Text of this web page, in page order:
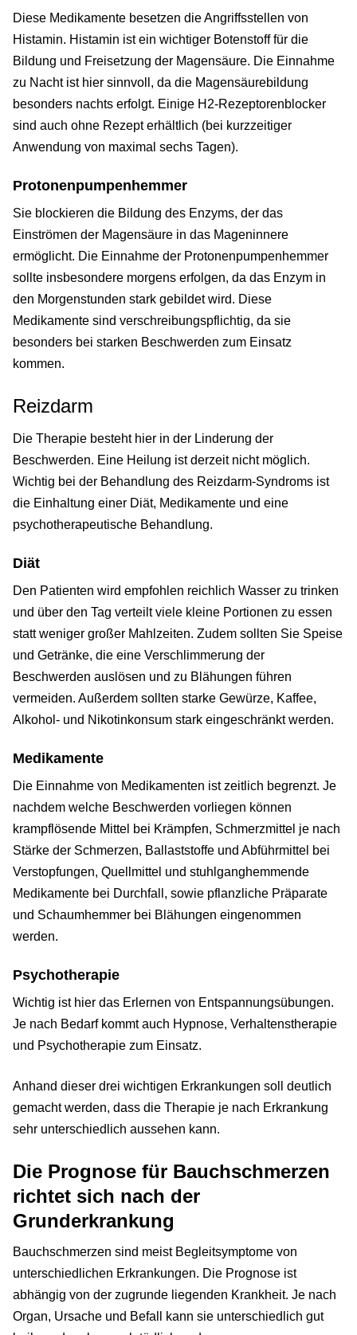
Diese Medikamente besetzen die Angriffsstellen von
Histamin. Histamin ist ein wichtiger Botenstoff für die
Bildung und Freisetzung der Magensäure. Die Einnahme
zu Nacht ist hier sinnvoll, da die Magensäurebildung
besonders nachts erfolgt. Einige H2-Rezeptorenblocker
sind auch ohne Rezept erhältlich (bei kurzzeitiger
Anwendung von maximal sechs Tagen).
Protonenpumpenhemmer
Sie blockieren die Bildung des Enzyms, der das
Einströmen der Magensäure in das Mageninnere
ermöglicht. Die Einnahme der Protonenpumpenhemmer
sollte insbesondere morgens erfolgen, da das Enzym in
den Morgenstunden stark gebildet wird. Diese
Medikamente sind verschreibungspflichtig, da sie
besonders bei starken Beschwerden zum Einsatz
kommen.
Reizdarm
Die Therapie besteht hier in der Linderung der
Beschwerden. Eine Heilung ist derzeit nicht möglich.
Wichtig bei der Behandlung des Reizdarm-Syndroms ist
die Einhaltung einer Diät, Medikamente und eine
psychotherapeutische Behandlung.
Diät
Den Patienten wird empfohlen reichlich Wasser zu trinken
und über den Tag verteilt viele kleine Portionen zu essen
statt weniger großer Mahlzeiten. Zudem sollten Sie Speise
und Getränke, die eine Verschlimmerung der
Beschwerden auslösen und zu Blähungen führen
vermeiden. Außerdem sollten starke Gewürze, Kaffee,
Alkohol- und Nikotinkonsum stark eingeschränkt werden.
Medikamente
Die Einnahme von Medikamenten ist zeitlich begrenzt. Je
nachdem welche Beschwerden vorliegen können
krampflösende Mittel bei Krämpfen, Schmerzmittel je nach
Stärke der Schmerzen, Ballaststoffe und Abführmittel bei
Verstopfungen, Quellmittel und stuhlganghemmende
Medikamente bei Durchfall, sowie pflanzliche Präparate
und Schaumhemmer bei Blähungen eingenommen
werden.
Psychotherapie
Wichtig ist hier das Erlernen von Entspannungsübungen.
Je nach Bedarf kommt auch Hypnose, Verhaltenstherapie
und Psychotherapie zum Einsatz.
Anhand dieser drei wichtigen Erkrankungen soll deutlich
gemacht werden, dass die Therapie je nach Erkrankung
sehr unterschiedlich aussehen kann.
Die Prognose für Bauchschmerzen
richtet sich nach der
Grunderkrankung
Bauchschmerzen sind meist Begleitsymptome von
unterschiedlichen Erkrankungen. Die Prognose ist
abhängig von der zugrunde liegenden Krankheit. Je nach
Organ, Ursache und Befall kann sie unterschiedlich gut